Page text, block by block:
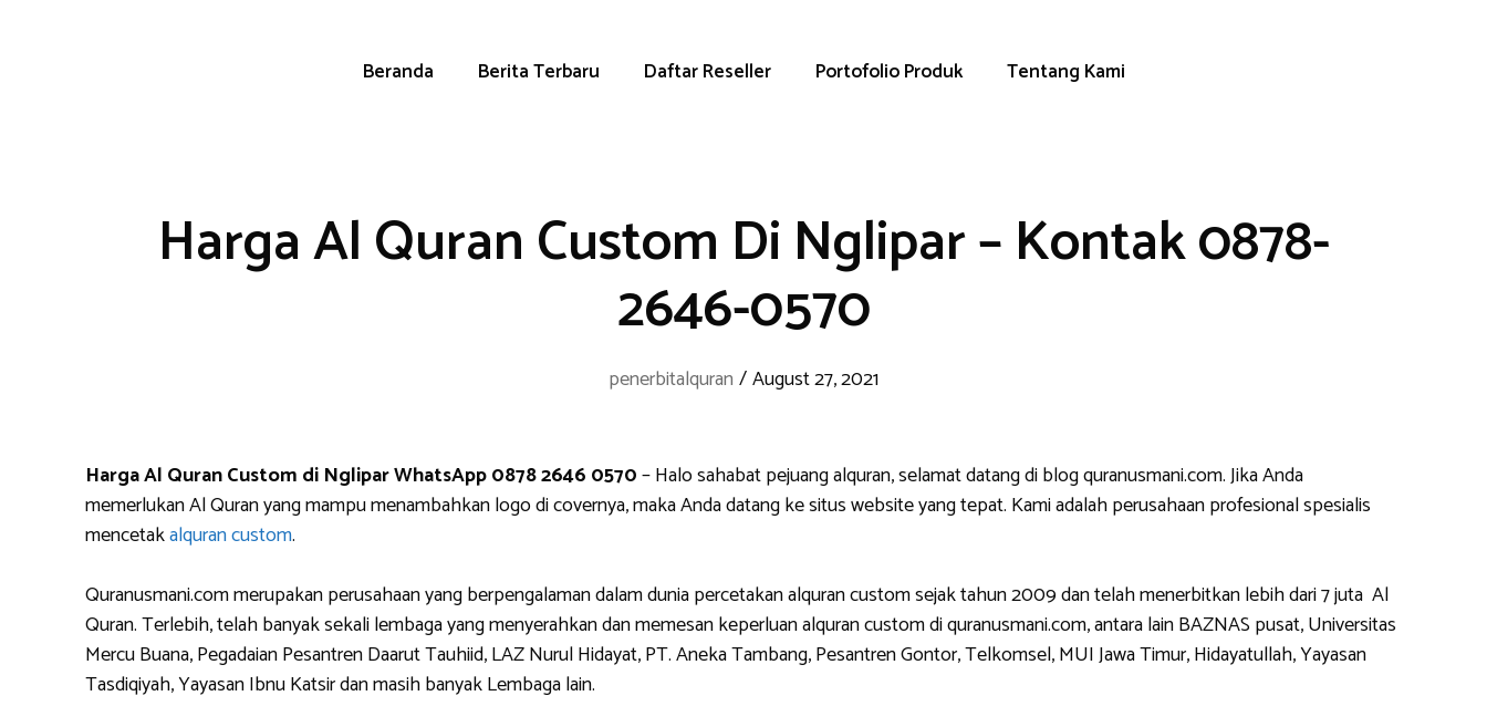
Beranda Berita Terbaru Daftar Reseller Portofolio Produk Tentang Kami
Harga Al Quran Custom Di Nglipar – Kontak 0878-
2646-0570
penerbitalquran /August 27, 2021
Harga Al Quran Custom di Nglipar WhatsApp 0878 2646 0570– Halo sahabat pejuang alquran, selamat datang di blog quranusmani.com. Jika Anda
memerlukan Al Quran yang mampu menambahkan logo di covernya, maka Anda datang ke situs website yang tepat. Kami adalah perusahaan profesional spesialis
mencetakalquran custom.
Quranusmani.com merupakan perusahaan yang berpengalaman dalam dunia percetakan alquran custom sejak tahun 2009 dan telah menerbitkan lebih dari 7 juta Al
Quran. Terlebih, telah banyak sekali lembaga yang menyerahkan dan memesan keperluan alquran custom di quranusmani.com, antara lain BAZNAS pusat, Universitas
Mercu Buana, Pegadaian Pesantren Daarut Tauhiid, LAZ Nurul Hidayat, PT. Aneka Tambang, Pesantren Gontor, Telkomsel, MUI Jawa Timur, Hidayatullah, Yayasan
Tasdiqiyah, Yayasan Ibnu Katsir dan masih banyak Lembaga lain.